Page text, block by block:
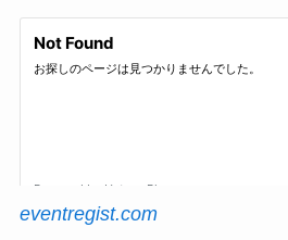
eventregist.com